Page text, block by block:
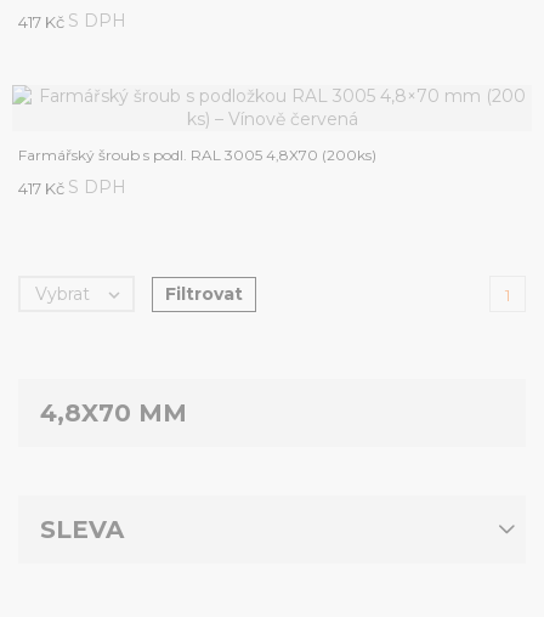
4,8X70 MM
SLEVA
417 Kč S DPH
Farmářský šroub s podl. RAL 3005 4,8X70 (200ks)
417 Kč S DPH
Vybrat  Filtrovat 1